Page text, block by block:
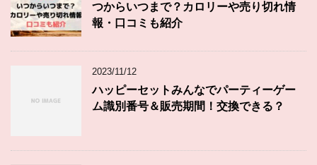
つからいつまで？カロリーや売り切れ情
報・口コミも紹介
2023/11/12
ハッピーセットみんなでパーティーゲー
ム識別番号＆販売期間！交換できる？